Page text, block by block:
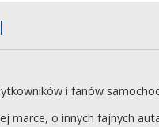
i fanów
marce, o innych fajnych